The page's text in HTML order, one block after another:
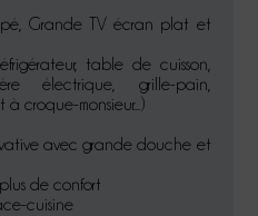
Grande TV écran plat et
table de cuisson,
électrique, grille-pain,
croque-monsieur...)
avec grande douche et
de confort
cuisine